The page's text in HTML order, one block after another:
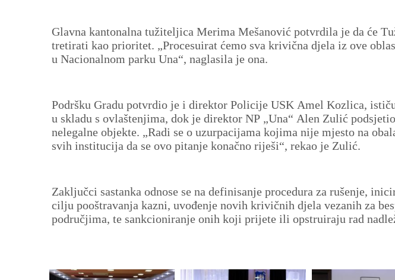
Glavna kantonalna tužiteljica Merima Mešanović potvrdila je da će
tretirati kao prioritet. „Procesuirat ćemo sva krivična djela iz ove
u Nacionalnom parku Una“, naglasila je ona.
Podršku Gradu potvrdio je i direktor Policije USK Amel Kozlica,
u skladu s ovlaštenjima, dok je direktor NP „Una“ Alen Zulić
nelegalne objekte. „Radi se o uzurpacijama kojima nije mjesto na
svih institucija da se ovo pitanje konačno riješi“, rekao je Zulić.
Zaključci sastanka odnose se na definisanje procedura za rušenje,
cilju pooštravanja kazni, uvođenje novih krivičnih djela vezanih za
područjima, te sankcioniranje onih koji prijete ili opstruiraju rad